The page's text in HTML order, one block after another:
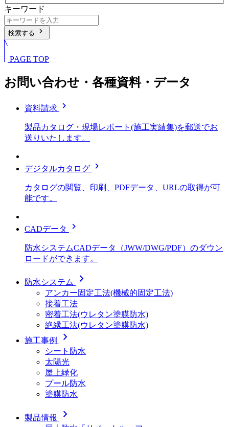
キーワード
検索する chevron_right
PAGE TOP
お問い合わせ・各種資料・データ
資料請求 chevron_right
製品カタログ・現場レポート(施工実績集)を郵送でお
送りいたします。
デジタルカタログ chevron_right
カタログの閲覧、印刷、PDFデータ、URLの取得が可
能です。
CADデータ chevron_right
防水システムCADデータ（JWW/DWG/PDF）のダウン
ロードができます。
防水システム chevron_right
アンカー固定工法(機械的固定工法)
接着工法
密着工法(ウレタン塗膜防水)
絶縁工法(ウレタン塗膜防水)
施工事例
chevron_right
シート防水
太陽光
屋上緑化
プール防水
塗膜防水
製品情報 chevron_right